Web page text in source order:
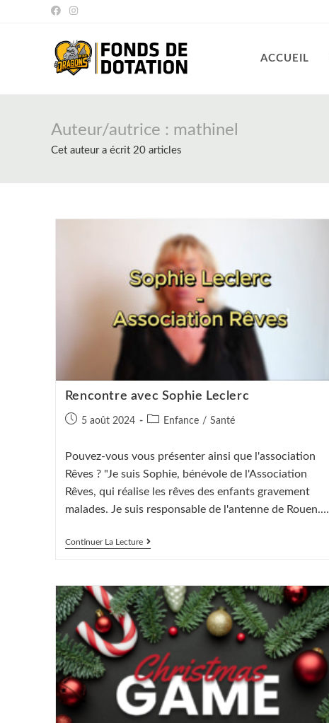
ACCUEIL
Auteur/autrice : mathinel
Cet auteur a écrit 20 articles
Rencontre avec Sophie Leclerc
Publication
5 août 2024
PostEnfance / Santé
Pouvez-vous vous présenter ainsi que l'association
Rêves ? "Je suis Sophie, bénévole de l'Association
Rêves, qui réalise les rêves des enfants gravement
malades. Je suis responsable de l'antenne de Rouen.…
Continuer La LectureRencontre